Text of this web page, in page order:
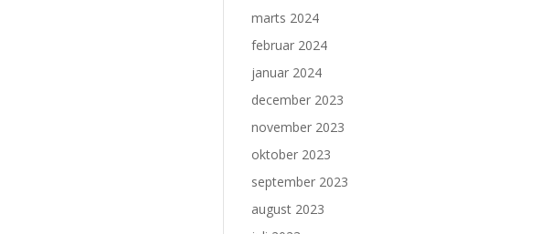
marts 2024
februar 2024
januar 2024
december 2023
november 2023
oktober 2023
september 2023
august 2023